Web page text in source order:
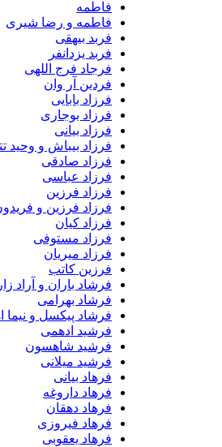
فاطمه و رضا شیری
فربد بیهقی
فربد یزدانفر
فرجاد فرج اللهی
فردین آر وان
فرزاد بابایی
فرزاد بوجاری
فرزاد بیانی
فرزاد بیباش و وحید تتورا
فرزاد صادقی
فرزاد عباسی
فرزاد فرزین
فرزاد فرزین و فریدون آسرایی
فرزاد کیان
فرزاد مستوفی
فرزاد میریان
فرزین کاتب
فرشاد باران و آراد زارعی
فرشاد بهرامی
فرشاد پیکسل و نیما اهورا
فرشید ادهمی
فرشید شاهسون
فرشید میلانی
فرهاد بیانی
فرهاد داروغه
فرهاد دهقان
فرهاد فیروزی
فرهاد یعقوبی